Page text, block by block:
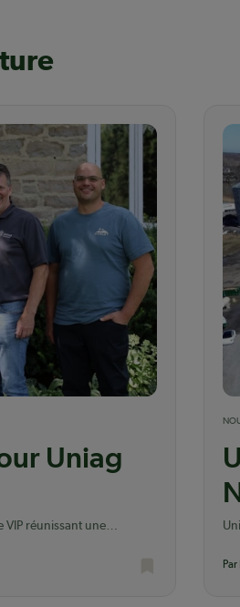
Uniag
VIP réunissant une